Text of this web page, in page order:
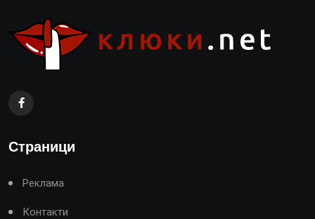
Страници
Реклама
Контакти